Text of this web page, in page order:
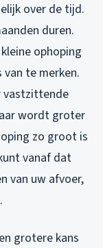
over de tijd.
duren.
ophoping
van te merken.
vastzittende
wordt groter
zo groot is
vanaf dat
van uw afvoer,
grotere kans